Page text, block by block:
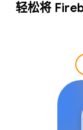
轻松将